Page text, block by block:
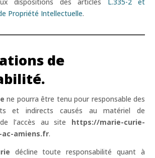
Propriété Intellectuelle.
de
ne pourra être tenu pour responsable des
et indirects causés au matériel de
l’accès au site https://marie-curie-
amiens.fr.
décline toute responsabilité quant à